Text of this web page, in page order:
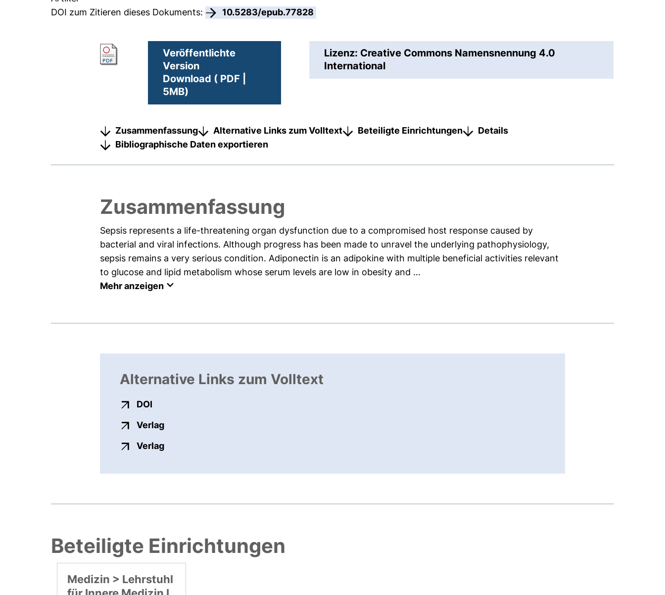
DOI zum Zitieren dieses Dokuments:
10.5283/epub.77828
Veröffentlichte
Version
Download ( PDF |
5MB)
Lizenz: Creative Commons Namensnennung 4.0
International
Zusammenfassung Alternative Links zum Volltext Beteiligte Einrichtungen
Details
Bibliographische Daten exportieren
Zusammenfassung
Sepsis represents a life-threatening organ dysfunction due to a compromised host response caused by
bacterial and viral infections. Although progress has been made to unravel the underlying pathophysiology,
sepsis remains a very serious condition. Adiponectin is an adipokine with multiple beneficial activities relevant
to glucose and lipid metabolism whose serum levels are low in obesity and ...
Mehr anzeigen
Alternative Links zum Volltext
DOI
Verlagexterner Link, öffnet neues Fenster
Verlagexterner Link, öffnet neues Fenster
Beteiligte Einrichtungen
Medizin > Lehrstuhl